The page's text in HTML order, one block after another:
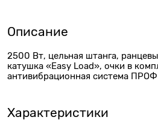
Описание
2500 Вт, цельная штанга,
катушка «Easy Load», очки в
антивибрационная система ПРОФ
Характеристики